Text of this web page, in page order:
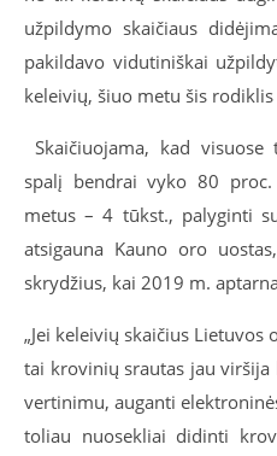
užpildymo skaičiaus
pakildavo vidutiniškai
keleivių, šiuo metu šis
Skaičiuojama, kad
spalį bendrai vyko 80
metus – 4 tūkst., palyginti
atsigauna Kauno oro
skrydžius, kai 2019 m.
„Jei keleivių skaičius
tai krovinių srautas jau
vertinimu, auganti
toliau nuosekliai didinti